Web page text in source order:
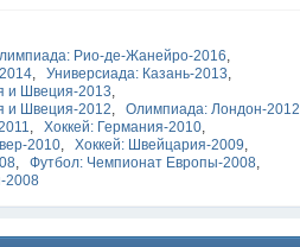
Рио-де-Жанейро-2016,
, Универсиада: Казань-2013,
и Швеция-2013,
и Швеция-2012, Олимпиада: Лондон-2012
, Хоккей: Германия-2010,
2010, Хоккей: Швейцария-2009,
, Футбол: Чемпионат Европы-2008,
2008